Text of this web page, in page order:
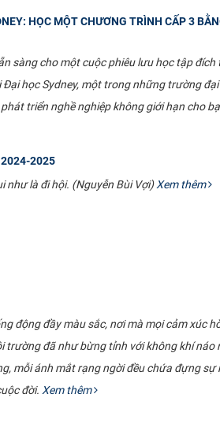
HỌC MỘT CHƯƠNG TRÌNH CẤP 3
sàng cho một cuộc phiêu lưu học tập
học Sydney, một trong những trường
triển nghề nghiệp không giới hạn cho
2024-2025
như là đi hội. (Nguyễn Bùi Vợi)Xem thêm
động đầy màu sắc, nơi mà mọi cảm xúc
đã như bừng tỉnh với không khí
mỗi ánh mắt rạng ngời đều chứa đựng sự
đời. Xem thêm